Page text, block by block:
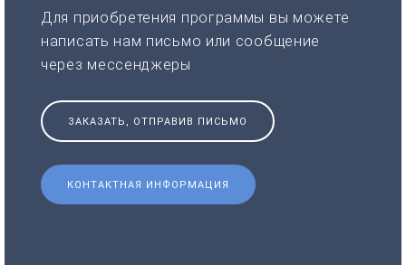
Для приобретения программы вы можете
написать нам письмо или сообщение
через мессенджеры
ЗАКАЗАТЬ, ОТПРАВИВ ПИСЬМО
КОНТАКТНАЯ ИНФОРМАЦИЯ